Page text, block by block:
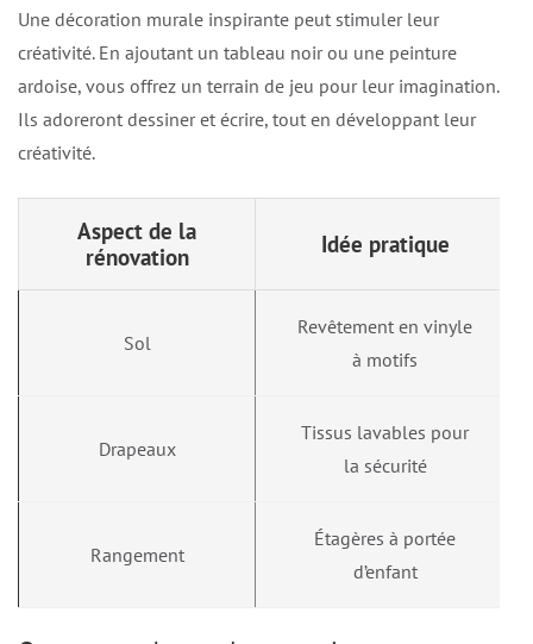
Une décoration murale inspirante peut stimuler leur
créativité. En ajoutant un tableau noir ou une peinture
ardoise, vous offrez un terrain de jeu pour leur imagination.
Ils adoreront dessiner et écrire, tout en développant leur
créativité.
Aspect de la
rénovation
Idée pratique
Sol
Revêtement en vinyle
à motifs
Drapeaux
Tissus lavables pour
la sécurité
Rangement
Étagères à portée
d’enfant